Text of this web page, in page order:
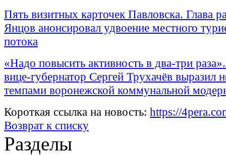
Пять визитных карточек Павловска. Глава
Янцов анонсировал удвоение местного
потока
«Надо повысить активность в два-три
вице-губернатор Сергей Трухачёв выразил
темпами воронежской коммунальной
Короткая ссылка на новость: https://
Возврат к списку
Разделы